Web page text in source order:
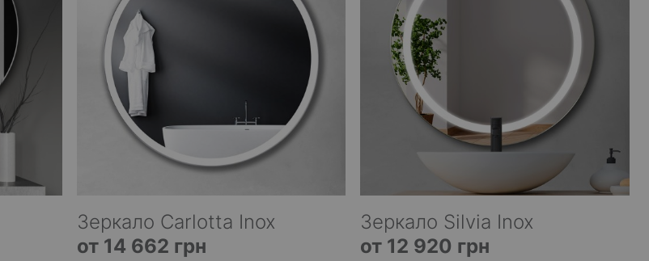
Зеркало Carlotta Inox
от 14 662 грн
Зеркало Silvia Inox
от 12 920 грн